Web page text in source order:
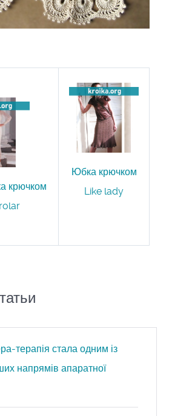
крючком
Юбка крючком
Like lady
терапія стала одним із
напрямів апаратної